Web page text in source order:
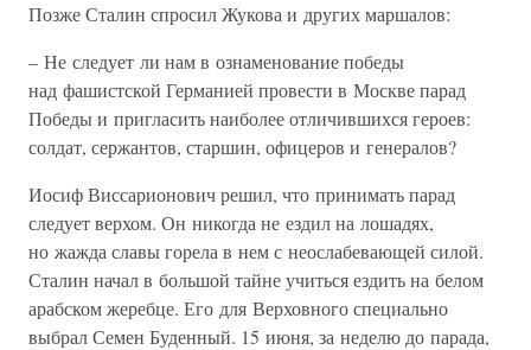
Позже Сталин спросил Жукова и других маршалов:
– Не следует ли нам в ознаменование победы
над фашистской Германией провести в Москве парад
Победы и пригласить наиболее отличившихся героев:
солдат, сержантов, старшин, офицеров и генералов?
Иосиф Виссарионович решил, что принимать парад
следует верхом. Он никогда не ездил на лошадях,
но жажда славы горела в нем с неослабевающей силой.
Сталин начал в большой тайне учиться ездить на белом
арабском жеребце. Его для Верховного специально
выбрал Семен Буденный. 15 июня, за неделю до парада,